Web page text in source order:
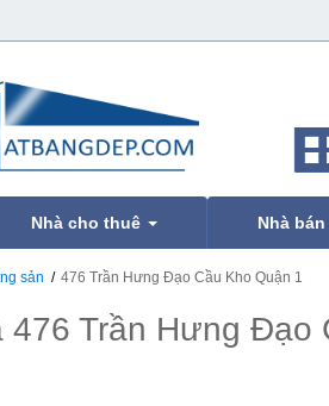
Nhà cho thuê Nhà bán
sản 476 Trần Hưng Đạo Cầu Kho Quận 1
476 Trần Hưng Đạo